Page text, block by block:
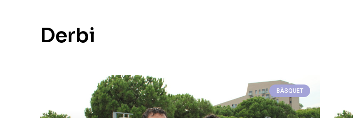
Derbi
BÀSQUET